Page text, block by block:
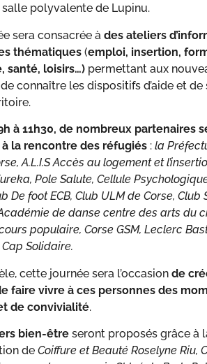
polyvalente de Lupinu.
sera consacrée à des ateliers
thématiques (emploi, insertion,
santé, loisirs…) permettant aux
connaître les dispositifs d’aide et
à 11h30, de nombreux partenaires
la rencontre des réfugiés : la
A.L.I.S Accès au logement et
Pole Salute, Cellule
De foot ECB, Club ULM de Corse, Club
de danse centre des arts du
populaire, Corse GSM, Leclerc
Solidaire.
cette journée sera l’occasion de
faire vivre à ces personnes des
de convivialité.
bien-être seront proposés grâce à
de Coiffure et Beauté Roselyne Riu,